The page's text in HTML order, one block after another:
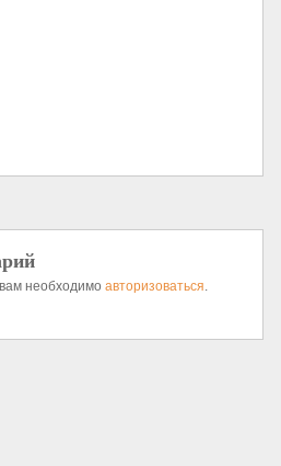
необходимоавторизоваться.